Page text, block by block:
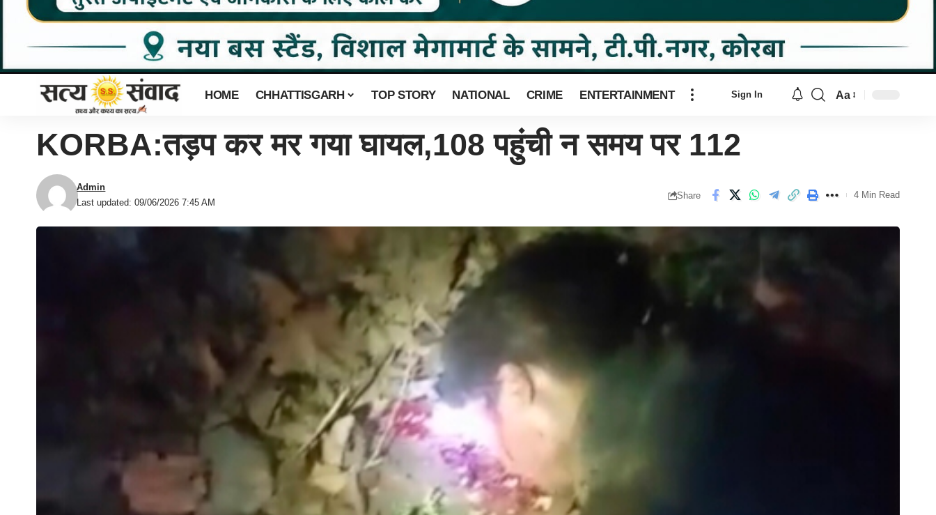
HOME CHHATTISGARH TOP STORY NATIONAL CRIME ENTERTAINMENT Sign In Aa
KORBA:तड़प कर मर गया घायल,108 पहुंची न समय पर 112
Last updated: 09/06/2026 7:45 AM
Admin
Share 4 Min Read